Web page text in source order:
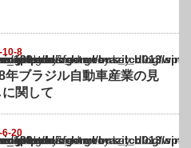
10-8
array key "show_category" in
kuno-cpa.co.jp/public_html/brazil_blog/wp-content/themes/
183
年ブラジル自動車産業の見
関して
6-20
array key "show_category" in
kuno-cpa.co.jp/public_html/brazil_blog/wp-content/themes/
183